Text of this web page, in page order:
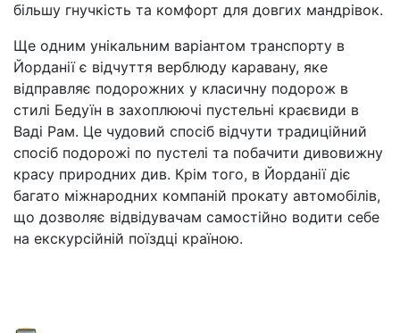
більшу гнучкість та комфорт для довгих мандрівок.
Ще одним унікальним варіантом транспорту в
Йорданії є відчуття верблюду каравану, яке
відправляє подорожних у класичну подорож в
стилі Бедуїн в захоплюючі пустельні краєвиди в
Ваді Рам. Це чудовий спосіб відчути традиційний
спосіб подорожі по пустелі та побачити дивовижну
красу природних див. Крім того, в Йорданії діє
багато міжнародних компаній прокату автомобілів,
що дозволяє відвідувачам самостійно водити себе
на екскурсійній поїздці країною.